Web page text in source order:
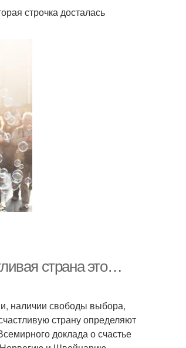
строчка досталась
страна это…
наличии свободы выбора,
страну определяют
доклада о счастье